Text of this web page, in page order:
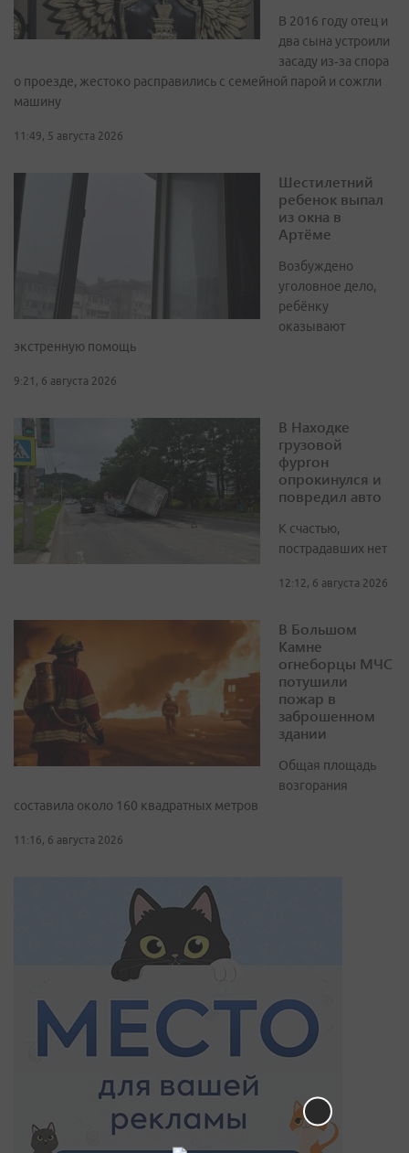
В 2016 году отец и
два сына устроили
засаду из‑за спора
о проезде, жестоко расправились с семейной парой и сожгли
машину
11:49, 5 августа 2026
Шестилетний
ребенок выпал
из окна в
Артёме
Возбуждено
уголовное дело,
ребёнку
оказывают
экстренную помощь
9:21, 6 августа 2026
В Находке
грузовой
фургон
опрокинулся и
повредил авто
К счастью,
пострадавших нет
12:12, 6 августа 2026
В Большом
Камне
огнеборцы МЧС
потушили
пожар в
заброшенном
здании
Общая площадь
возгорания
составила около 160 квадратных метров
11:16, 6 августа 2026